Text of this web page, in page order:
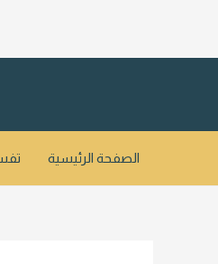
الصفحة الرئيسية